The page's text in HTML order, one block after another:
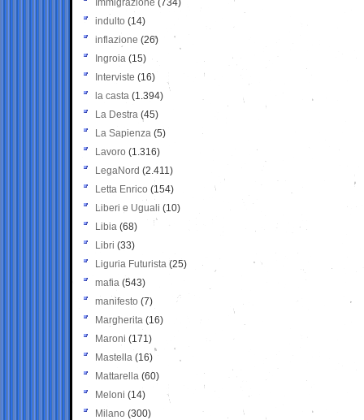
Immigrazione (734)
indulto (14)
inflazione (26)
Ingroia (15)
Interviste (16)
la casta (1.394)
La Destra (45)
La Sapienza (5)
Lavoro (1.316)
LegaNord (2.411)
Letta Enrico (154)
Liberi e Uguali (10)
Libia (68)
Libri (33)
Liguria Futurista (25)
mafia (543)
manifesto (7)
Margherita (16)
Maroni (171)
Mastella (16)
Mattarella (60)
Meloni (14)
Milano (300)